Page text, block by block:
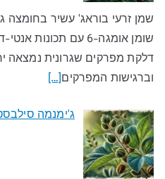
שומן אומגה-6 עם
דלקת מפרקים שגרונית נמצאה
וברגישות המפרקים[…]
ג'ימנמה